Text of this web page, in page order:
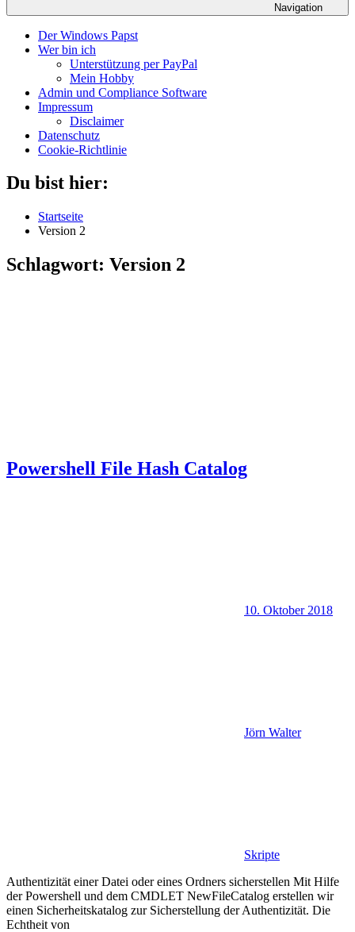
Navigation
Der Windows Papst
Wer bin ich
Unterstützung per PayPal
Mein Hobby
Admin und Compliance Software
Impressum
Disclaimer
Datenschutz
Cookie-Richtlinie
Du bist hier:
Startseite
Version 2
Schlagwort: Version 2
Powershell File Hash Catalog
10. Oktober 2018
Jörn Walter
Skripte
Authentizität einer Datei oder eines Ordners sicherstellen Mit Hilfe
der Powershell und dem CMDLET NewFileCatalog erstellen wir
einen Sicherheitskatalog zur Sicherstellung der Authentizität. Die
Echtheit von